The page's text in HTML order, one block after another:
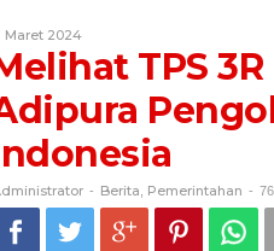
Banyuwangi,
Peraih
Adipura
Pengolahan
Sampah
3R
Terbaik
se-
Indonesia
Maret 2024Oleh
AdministratorTPS
- Berita Pemerintahan -